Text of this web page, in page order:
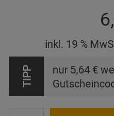
inkl. 19 %
TIPP nur 5,64 €